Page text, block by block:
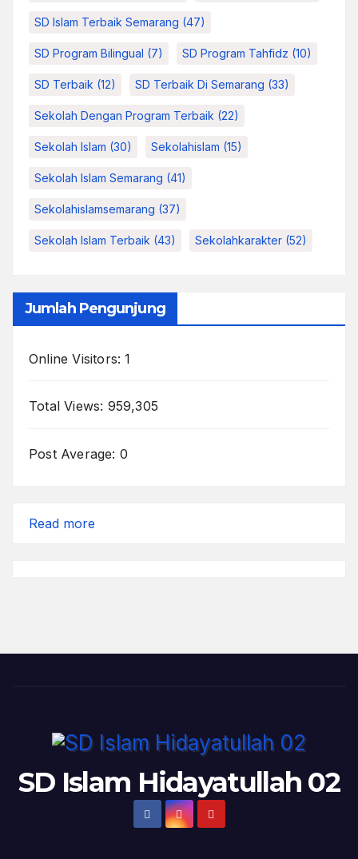
SD Islam Terbaik Semarang (47)
SD Program Bilingual (7) SD Program Tahfidz (10)
SD Terbaik (12) SD Terbaik Di Semarang (33)
Sekolah Dengan Program Terbaik (22)
Sekolah Islam (30) Sekolahislam (15)
Sekolah Islam Semarang (41)
Sekolahislamsemarang (37)
Sekolah Islam Terbaik (43) Sekolahkarakter (52)
Jumlah Pengunjung
Online Visitors:1
Total Views: 959,305
Post Average: 0
Read more
SD Islam Hidayatullah 02